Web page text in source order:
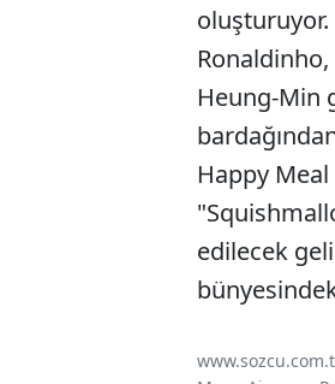
Heung-Min
Happy
edilecek